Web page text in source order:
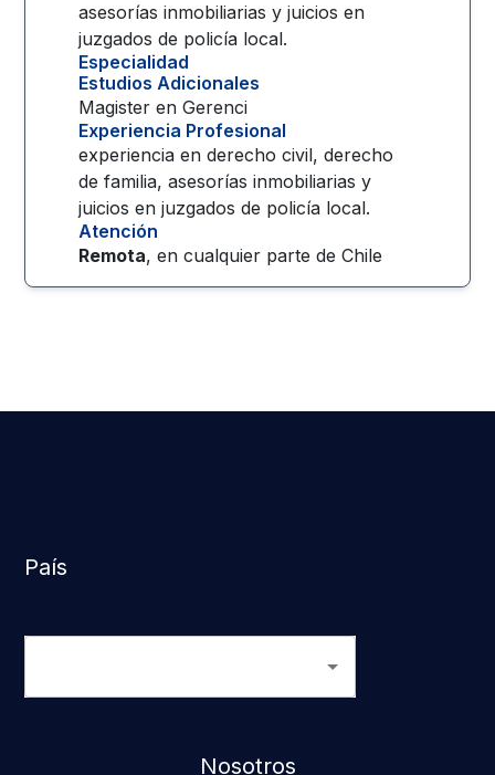
asesorías inmobiliarias y juicios en
juzgados de policía local.
Especialidad
Estudios Adicionales
Magister en Gerenci
Experiencia Profesional
experiencia en derecho civil, derecho
de familia, asesorías inmobiliarias y
juicios en juzgados de policía local.
Atención
Remota, en cualquier parte deChile
País
Nosotros